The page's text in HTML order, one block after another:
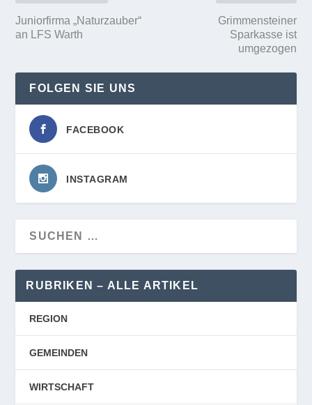
Juniorfirma „Naturzauber“
an LFS Warth
Grimmensteiner
Sparkasse ist
umgezogen
FOLGEN SIE UNS
FACEBOOK
INSTAGRAM
RUBRIKEN – ALLE ARTIKEL
REGION
GEMEINDEN
WIRTSCHAFT